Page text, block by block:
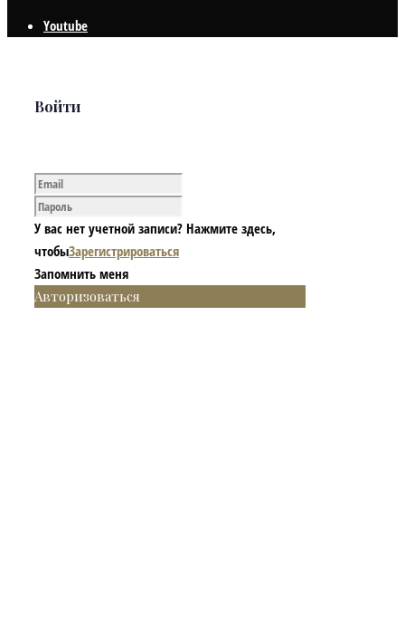
Youtube
Войти
У вас нет учетной записи? Нажмите здесь,
чтобыЗарегистрироваться
Запомнить меня
Авторизоваться